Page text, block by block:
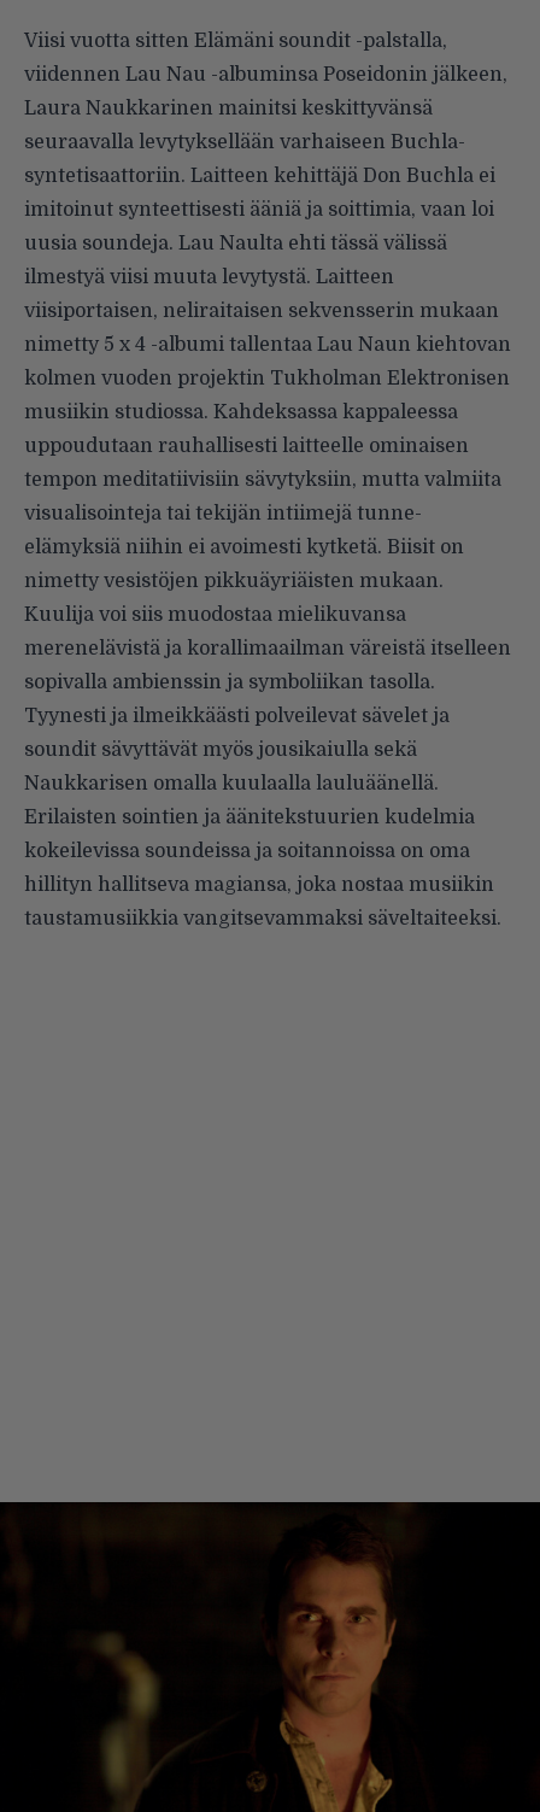
Viisi vuotta sitten Elämäni soundit -palstalla,
viidennen Lau Nau -albuminsa Poseidonin jälkeen,
Laura Naukkarinen mainitsi keskittyvänsä
seuraavalla levytyksellään varhaiseen Buchla-
syntetisaattoriin. Laitteen kehittäjä Don Buchla ei
imitoinut synteettisesti ääniä ja soittimia, vaan loi
uusia soundeja. Lau Naulta ehti tässä välissä
ilmestyä viisi muuta levytystä. Laitteen
viisiportaisen, neliraitaisen sekvensserin mukaan
nimetty 5 x 4 -albumi tallentaa Lau Naun kiehtovan
kolmen vuoden projektin Tukholman Elektronisen
musiikin studiossa. Kahdeksassa kappaleessa
uppoudutaan rauhallisesti laitteelle ominaisen
tempon meditatiivisiin sävytyksiin, mutta valmiita
visualisointeja tai tekijän intiimejä tunne-
elämyksiä niihin ei avoimesti kytketä. Biisit on
nimetty vesistöjen pikkuäyriäisten mukaan.
Kuulija voi siis muodostaa mielikuvansa
merenelävistä ja korallimaailman väreistä itselleen
sopivalla ambienssin ja symboliikan tasolla.
Tyynesti ja ilmeikkäästi polveilevat sävelet ja
soundit sävyttävät myös jousikaiulla sekä
Naukkarisen omalla kuulaalla lauluäänellä.
Erilaisten sointien ja äänitekstuurien kudelmia
kokeilevissa soundeissa ja soitannoissa on oma
hillityn hallitseva magiansa, joka nostaa musiikin
taustamusiikkia vangitsevammaksi säveltaiteeksi.